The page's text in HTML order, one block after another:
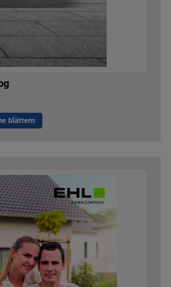
blättern